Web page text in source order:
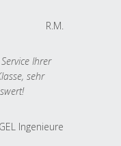
R.M.
Ihrer
sehr
Ingenieure